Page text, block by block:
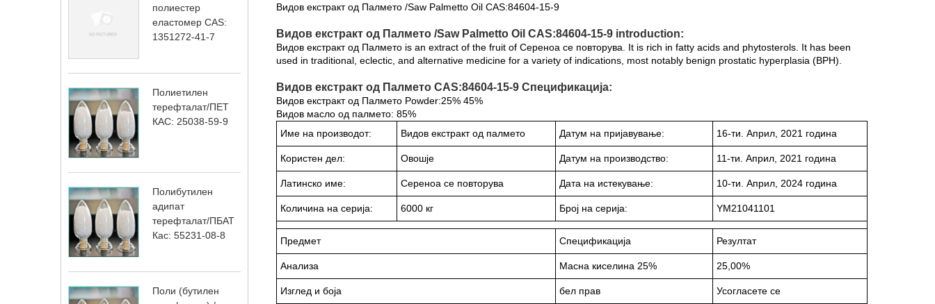
полиестер
еластомер CAS:
1351272-41-7
Полиетилен
терефталат/ПЕТ
КАС: 25038-59-9
Полибутилен
адипат
терефталат/ПБАТ
Кас: 55231-08-8
Поли (бутилен
Видов екстракт од Палмето /Saw Palmetto Oil CAS:84604-15-9
Видов екстракт од Палмето /Saw Palmetto Oil CAS:84604-15-9 introduction:
Видов екстракт од Палмето is an extract of the fruit of Сереноа се повторува. It is rich in fatty acids and phytosterols. It has been
used in traditional, eclectic, and alternative medicine for a variety of indications, most notably benign prostatic hyperplasia (BPH).
Видов екстракт од Палмето CAS:84604-15-9 Спецификација:
Видов екстракт од Палмето Powder:25% 45%
Видов масло од палмето: 85%
Име на производот:
Видов екстракт од палмето Датум на пријавување: 16-ти. Април, 2021 година
Користен дел: Овошје Датум на производство: 11-ти. Април, 2021 година
Латинско име: Сереноа се повторува Дата на истекување: 10-ти. Април, 2024 година
Количина на серија: 6000 кг Број на серија: YM21041101
Предмет Спецификација Резултат
Анализа Масна киселина 25% 25,00%
Изглед и боја бел прав Усогласете се